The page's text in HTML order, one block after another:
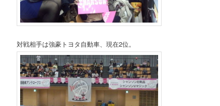
対戦相手は強豪トヨタ自動車、現在2位。